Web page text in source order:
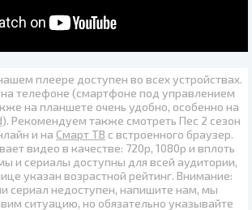
плеере доступен во всех устройствах.
телефоне (смартфоне под управлением
на планшете очень удобно, особенно на
. Рекомендуем также смотреть Пес 2 сезон
и на Смарт ТВ с встроенного браузер.
видео в качестве: 720p, 1080p и вплоть
и сериалы доступны для всей аудитории,
указан возрастной рейтинг. Внимание:
сериал недоступен, напишите нам, мы
ситуацию, но обязательно указывайте